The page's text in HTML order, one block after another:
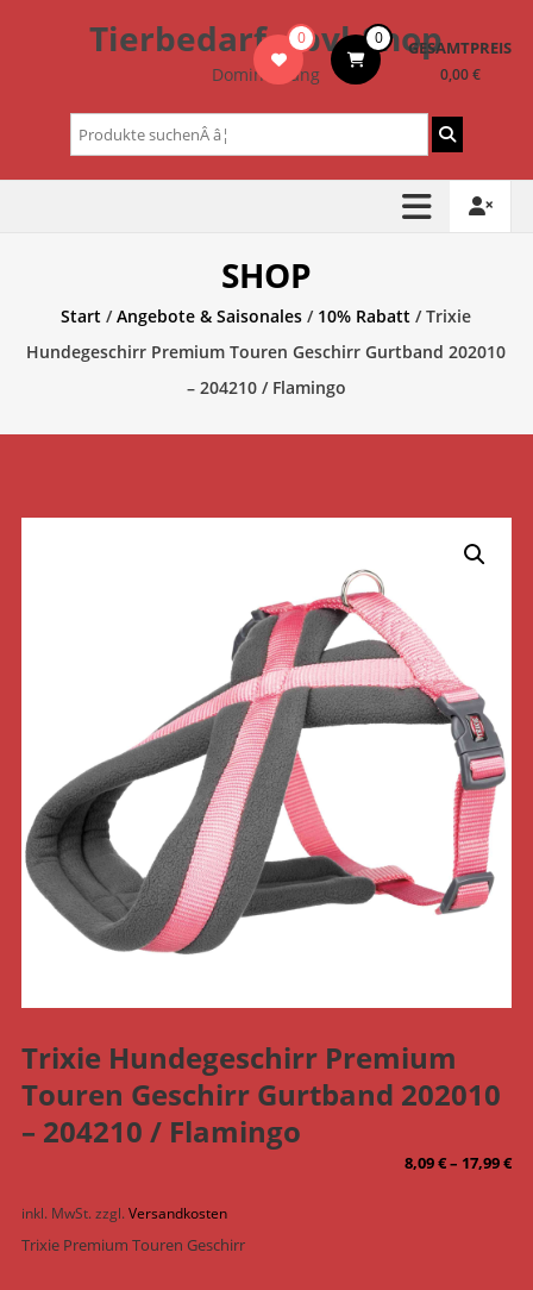
Tierbedarf – bvl-Shop
Dominik Lang
0 0 GESAMTPREIS
0,00 €
Suchen
nach:
SHOP
Start /Angebote & Saisonales / 10% Rabatt / Trixie
Hundegeschirr Premium Touren Geschirr Gurtband 202010
– 204210 / Flamingo
Trixie Hundegeschirr Premium
Touren Geschirr Gurtband 202010
– 204210 / Flamingo
8,09€– 17,99€
inkl. MwSt. zzgl. Versandkosten
Trixie Premium Touren Geschirr